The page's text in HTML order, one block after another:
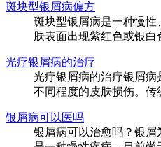
斑块型银屑病偏方
斑块型银屑病是一种慢
肤表面出现紫红色或银白
光疗银屑病的治疗
光疗银屑病的治疗银屑
不同程度的皮肤损伤。传
银屑病可以医吗
银屑病可以治愈吗？银